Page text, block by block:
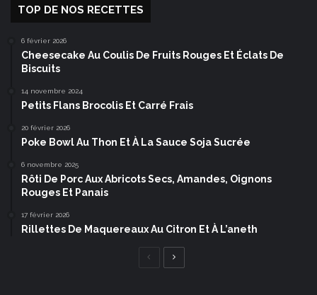
TOP DE NOS RECETTES
6 février 2026
Cheesecake Au Coulis De Fruits Rouges Et Éclats De
Biscuits
14 novembre 2024
Petits Flans Brocolis Et Carré Frais
20 février 2026
Poke Bowl Au Thon Et À La Sauce Soja Sucrée
6 novembre 2025
Rôti De Porc Aux Abricots Secs, Amandes, Oignons
Rouges Et Panais
17 février 2026
Rillettes De Maquereaux Au Citron Et À L’aneth
Page